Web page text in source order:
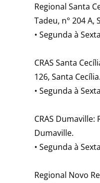
Regional Santa
Tadeu, n° 204 A,
• Segunda à
CRAS Santa
126, Santa Cecília. ⁣
• Segunda à
CRAS Dumaville:
Dumaville. ⁣
• Segunda à
Regional Novo